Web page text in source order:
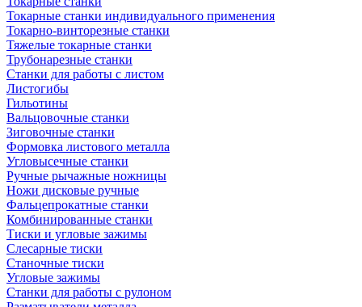
Токарные станки индивидуального применения
Токарно-винторезные станки
Тяжелые токарные станки
Трубонарезные станки
Станки для работы с листом
Листогибы
Гильотины
Вальцовочные станки
Зиговочные станки
Формовка листового металла
Угловысечные станки
Ручные рычажные ножницы
Ножи дисковые ручные
Фальцепрокатные станки
Комбинированные станки
Тиски и угловые зажимы
Слесарные тиски
Станочные тиски
Угловые зажимы
Станки для работы с рулоном